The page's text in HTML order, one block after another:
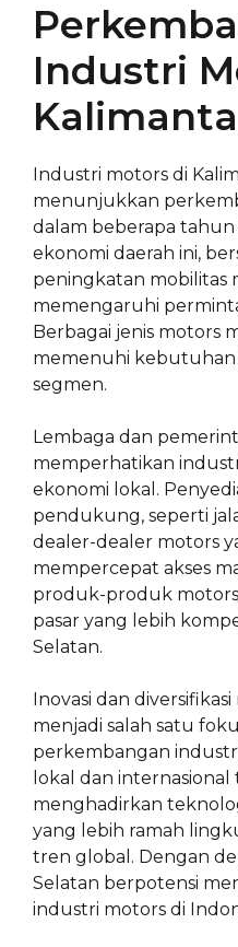
Industri
Industri motors di
menunjukkan
dalam beberapa
ekonomi daerah ini,
peningkatan mobilitas
memengaruhi
Berbagai jenis motors
memenuhi kebutuhan
segmen.
Lembaga dan
memperhatikan
ekonomi lokal.
pendukung, seperti
dealer-dealer motors
mempercepat akses
produk-produk
pasar yang lebih
Selatan.
Inovasi dan
menjadi salah satu
perkembangan
lokal dan
menghadirkan
yang lebih ramah
tren global. Dengan
Selatan berpotensi
industri motors di